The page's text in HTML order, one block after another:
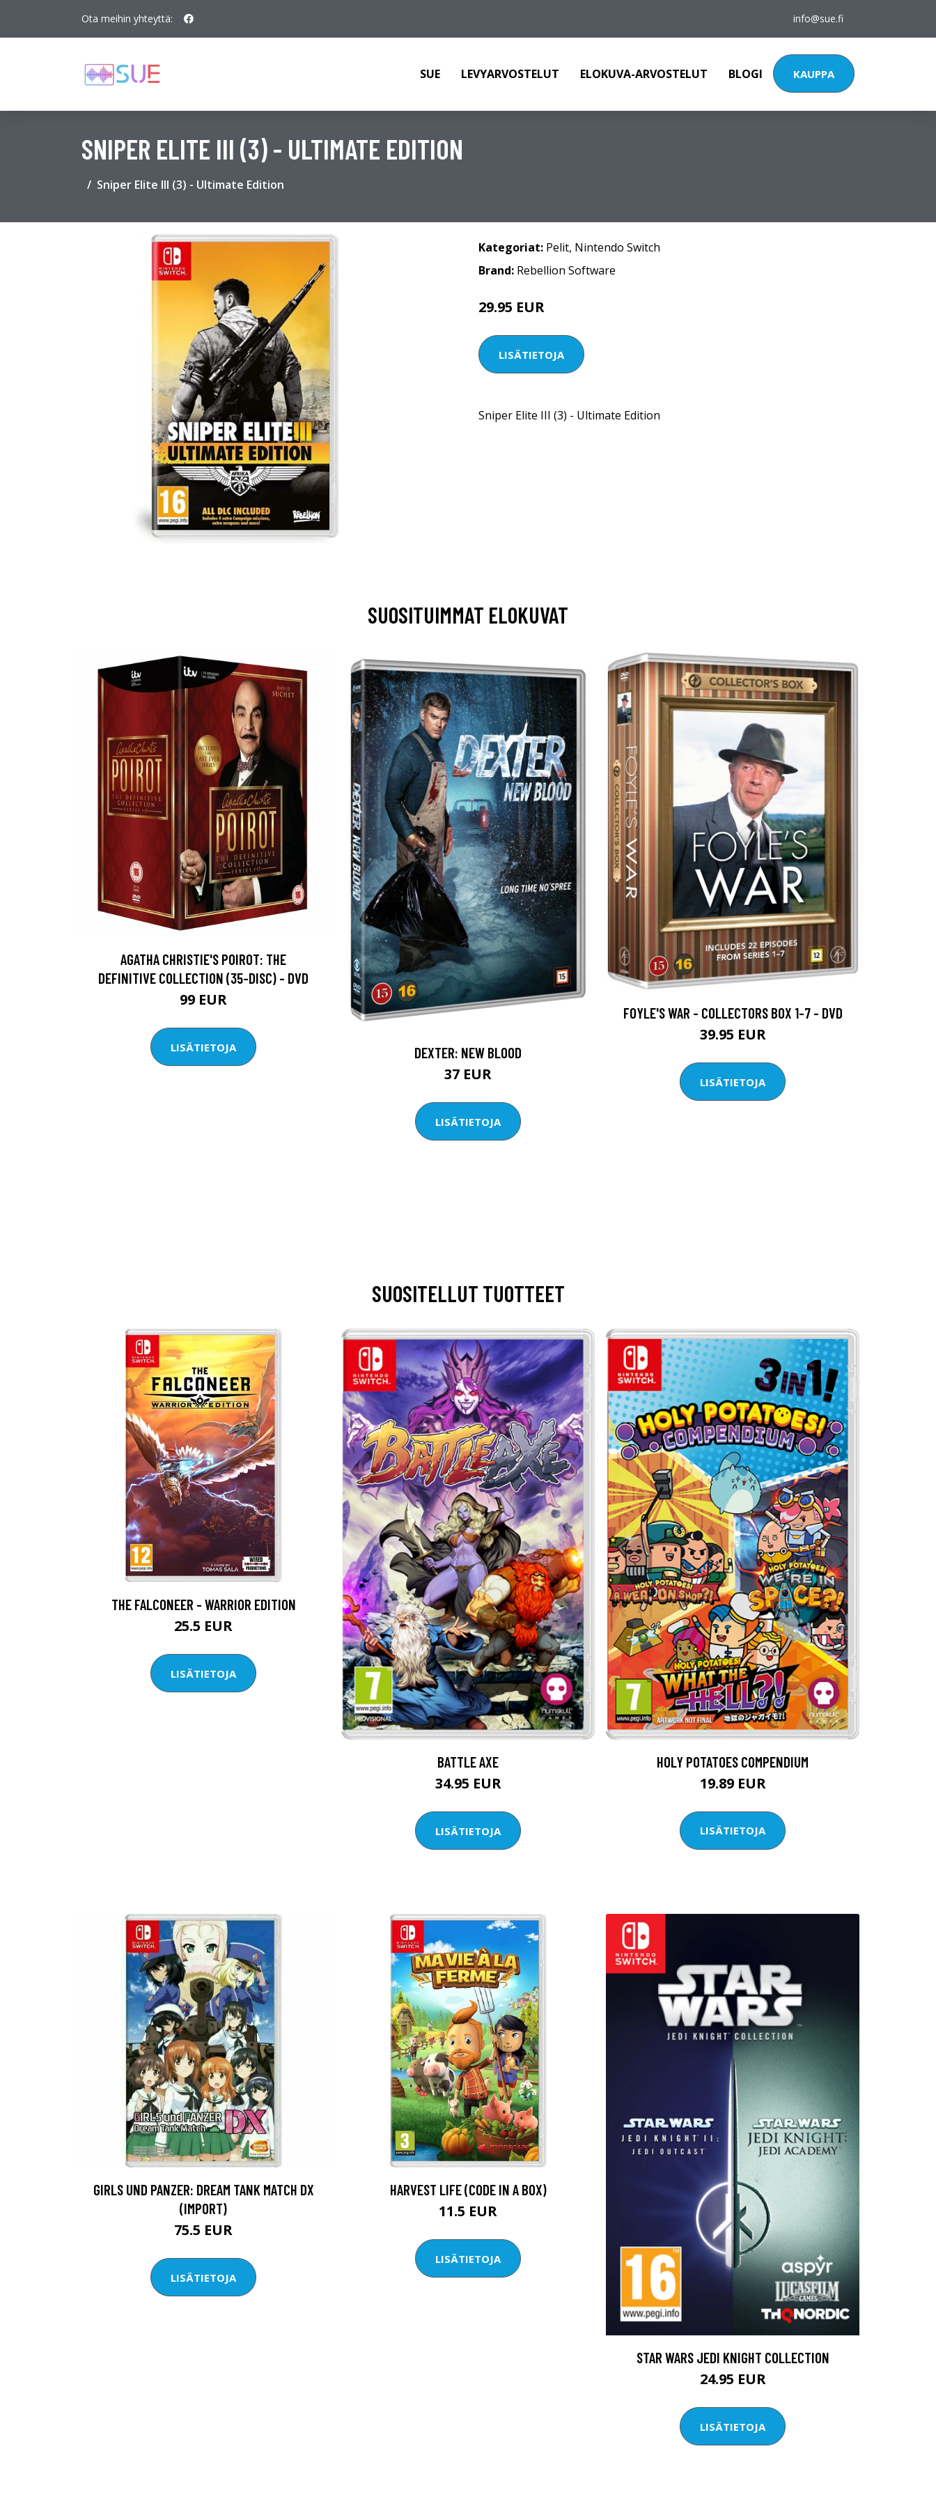
Ota meihin yhteyttä: info@sue.fi
SUE LEVYARVOSTELUT ELOKUVA-ARVOSTELUT BLOGI KAUPPA
SNIPER ELITE III (3) - ULTIMATE EDITION
Sniper Elite III (3) - Ultimate Edition
Kategoriat: Pelit, Nintendo Switch
Brand: Rebellion Software
29.95 EUR
LISÄTIETOJA
Sniper Elite III (3) - Ultimate Edition
SUOSITUIMMAT ELOKUVAT
AGATHA CHRISTIE'S POIROT: THE
DEFINITIVE COLLECTION (35-DISC) - DVD
99 EUR
LISÄTIETOJA DEXTER: NEW BLOOD
37 EUR
LISÄTIETOJA
FOYLE'S WAR - COLLECTORS BOX 1-7 - DVD
39.95 EUR
LISÄTIETOJA
SUOSITELLUT TUOTTEET
THE FALCONEER - WARRIOR EDITION
25.5 EUR
LISÄTIETOJA
BATTLE AXE
34.95 EUR
LISÄTIETOJA
HOLY POTATOES COMPENDIUM
19.89 EUR
LISÄTIETOJA
GIRLS UND PANZER: DREAM TANK MATCH DX
(IMPORT)
75.5 EUR
LISÄTIETOJA
HARVEST LIFE (CODE IN A BOX)
11.5 EUR
LISÄTIETOJA
STAR WARS JEDI KNIGHT COLLECTION
24.95 EUR
LISÄTIETOJA